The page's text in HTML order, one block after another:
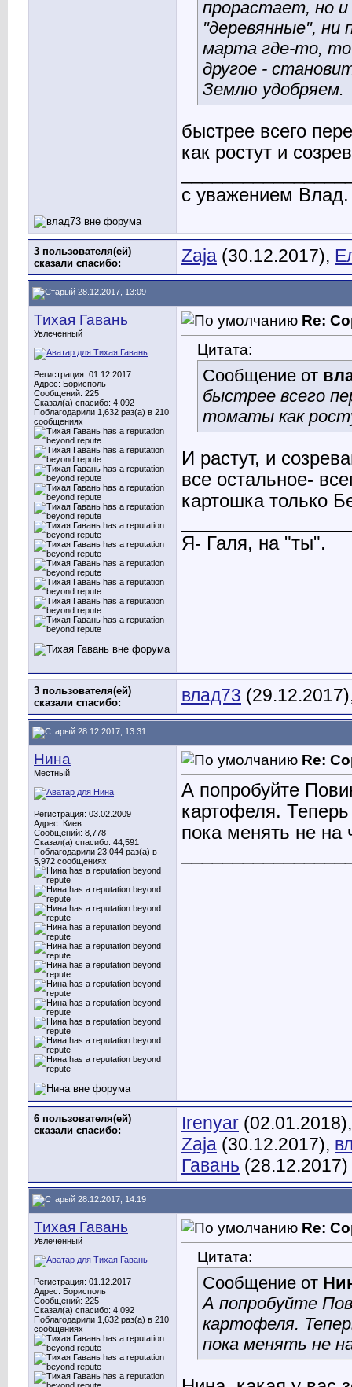
прорастает, но
"деревянные", ни
марта где-то,
другое -
Землю удобряем.
быстрее всего
как ростут и
с уважением Влад.
3 пользователя(ей)
сказали cпасибо:
Zaja (30.12.2017),
28.12.2017, 13:09
Тихая Гавань
Увлеченный
Регистрация: 01.12.2017
Адрес: Борисполь
Сообщений: 225
Сказал(а) спасибо: 4,092
Поблагодарили 1,632 раз(а) в 210
сообщениях
Re:
Цитата:
Сообщение от
быстрее всего
томаты как
И растут, и
все остальное-
картошка только
Я- Галя, на "ты".
3 пользователя(ей)
сказали cпасибо:
влад73
28.12.2017, 13:31
Нина
Местный
Регистрация: 03.02.2009
Адрес: Киев
Сообщений: 8,778
Сказал(а) спасибо: 44,591
Поблагодарили 23,044 раз(а) в
5,972 сообщениях
Re:
А попробуйте
картофеля.
пока менять не на
6 пользователя(ей)
сказали cпасибо:
Irenyar
Zaja (30.12.2017),
Гавань (28.12.2017)
28.12.2017, 14:19
Тихая Гавань
Увлеченный
Регистрация: 01.12.2017
Адрес: Борисполь
Сообщений: 225
Сказал(а) спасибо: 4,092
Поблагодарили 1,632 раз(а) в 210
сообщениях
Re:
Цитата:
Сообщение от
А попробуйте
картофеля.
пока менять не